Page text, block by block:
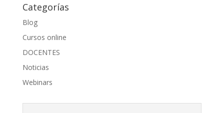
Categorías
Blog
Cursos online
DOCENTES
Noticias
Webinars